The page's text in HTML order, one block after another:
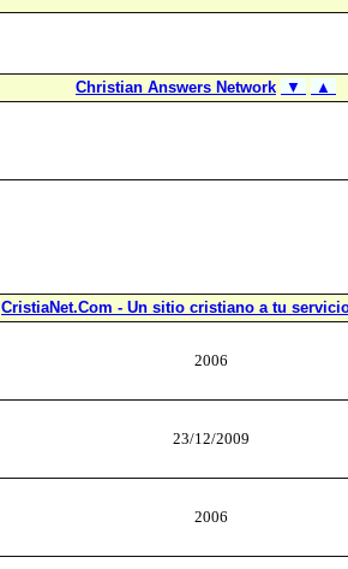
Christian Answers Network ▼ ▲
CristiaNet.Com - Un sitio cristiano a tu
2006
23/12/2009
2006